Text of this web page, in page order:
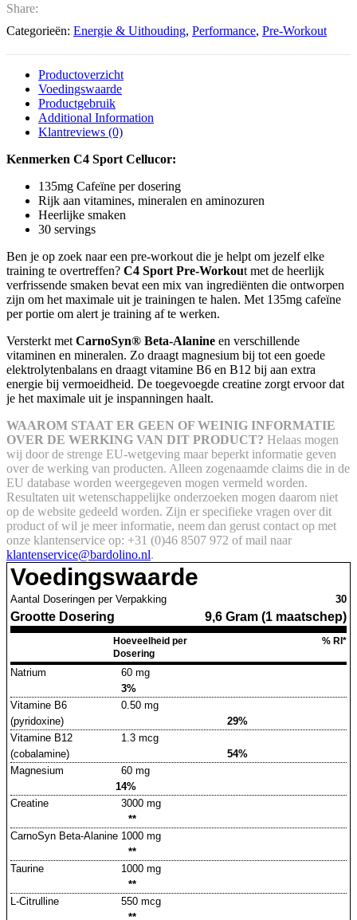
Share:
Categorieën: Energie & Uithouding, Performance, Pre-Workout
Productoverzicht
Voedingswaarde
Productgebruik
Additional Information
Klantreviews (0)
Kenmerken C4 Sport Cellucor:
135mg Cafeïne per dosering
Rijk aan vitamines, mineralen en aminozuren
Heerlijke smaken
30 servings
Ben je op zoek naar een pre-workout die je helpt om jezelf elke
training te overtreffen? C4 Sport Pre-Workout met de heerlijk
verfrissende smaken bevat een mix van ingrediënten die ontworpen
zijn om het maximale uit je trainingen te halen. Met 135mg cafeïne
per portie om alert je training af te werken.
Versterkt met CarnoSyn® Beta-Alanine en verschillende
vitaminen en mineralen. Zo draagt magnesium bij tot een goede
elektrolytenbalans en draagt vitamine B6 en B12 bij aan extra
energie bij vermoeidheid. De toegevoegde creatine zorgt ervoor dat
je het maximale uit je inspanningen haalt.
WAAROM STAAT ER GEEN OF WEINIG INFORMATIE
OVER DE WERKING VAN DIT PRODUCT? Helaas mogen
wij door de strenge EU-wetgeving maar beperkt informatie geven
over de werking van producten. Alleen zogenaamde claims die in de
EU database worden weergegeven mogen vermeld worden.
Resultaten uit wetenschappelijke onderzoeken mogen daarom niet
op de website gedeeld worden. Zijn er specifieke vragen over dit
product of wil je meer informatie, neem dan gerust contact op met
onze klantenservice op: +31 (0)46 8507 972 of mail naar
klantenservice@bardolino.nl.
Voedingswaarde
Aantal Doseringen per Verpakking 30
Grootte Dosering 9,6 Gram (1 maatschep)
Hoeveelheid per
Dosering
% RI*
Natrium
60 mg
3%
Vitamine B6
(pyridoxine)
0.50 mg
29%
Vitamine B12
(cobalamine)
1.3 mcg
54%
Magnesium
60 mg
14%
Creatine
3000 mg
**
CarnoSyn Beta-Alanine 1000 mg
**
Taurine
1000 mg
**
L-Citrulline
550 mcg
**